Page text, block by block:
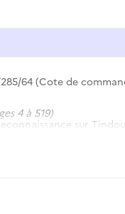
64 (Cote de
4 à 519)
sur
sur l'Adrar